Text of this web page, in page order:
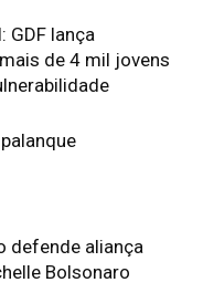
GDF lança
de 4 mil jovens
defende aliança
Bolsonaro